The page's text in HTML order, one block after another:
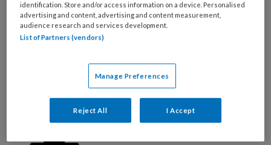
Bekijk de mogelijkheden
Al abonnee?
Reageer op dit artikel Deel dit artikel
identification. Store and/or access information on a device. Personalised
advertising and content, advertising and content measurement,
audience research and services development.
List of Partners (vendors)
Manage Preferences
Reject All I Accept